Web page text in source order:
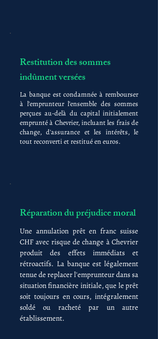
Restitution des sommes
indûment versées
La banque est condamnée à rembourser
à l'emprunteur l'ensemble des sommes
perçues au-delà du capital initialement
emprunté à Chevrier, incluant les frais de
change, d'assurance et les intérêts, le
tout reconverti et restitué en euros.
Réparation du préjudice moral
Une annulation prêt en franc suisse
CHF avec risque de change à Chevrier
produit des effets immédiats et
rétroactifs. La banque est légalement
tenue de replacer l'emprunteur dans sa
situation financière initiale, que le prêt
soit toujours en cours, intégralement
soldé ou racheté par un autre
établissement.